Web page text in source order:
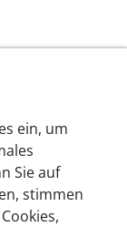
stecken
in Zukunft
in
vertrauen
und
ein, um
Sie auf
stimmen